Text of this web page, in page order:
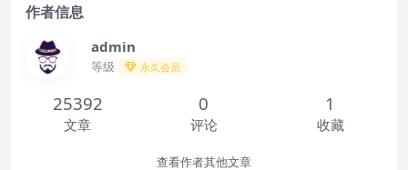
作者信息
admin
等级 永久会员
25392
文章
0
评论
1
收藏
查看作者其他文章